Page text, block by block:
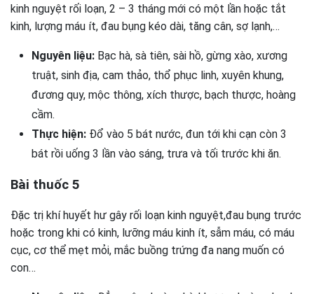
kinh nguyệt rối loạn, 2 – 3 tháng mới có một lần hoặc tắt
kinh, lượng máu ít, đau bụng kéo dài, tăng cân, sợ lạnh,…
Nguyên liệu: Bạc hà, sà tiên, sài hồ, gừng xào, xương
truật, sinh địa, cam thảo, thổ phục linh, xuyên khung,
đương quy, mộc thông, xích thược, bạch thược, hoàng
cầm.
Thực hiện: Đổ vào 5 bát nước, đun tới khi cạn còn 3
bát rồi uống 3 lần vào sáng, trưa và tối trước khi ăn.
Bài thuốc 5
Đặc trị khí huyết hư gây rối loạn kinh nguyệt,đau bụng trước
hoặc trong khi có kinh, lưỡng máu kinh ít, sẫm máu, có máu
cục, cơ thể mẹt mỏi, mắc buồng trứng đa nang muốn có
con…